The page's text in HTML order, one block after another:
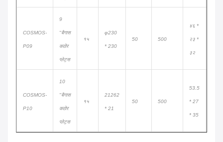
COSMOS-
P09
9
"बैगास
कठोर
प्लेट्स
१५
φ230
* 230
50 500
४६ *
२३ *
३२
COSMOS-
P10
10
"बैगास
कठोर
प्लेट्स
१५
21262
* 21
50 500
53.5
* 27
* 35